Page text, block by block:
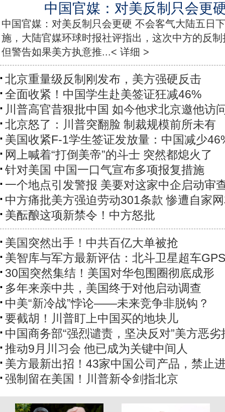
中国官媒：对美反制只会更
中国官媒：对美反制只会更硬 不会客气大陆五日
施，大陆官媒环球时报社评指出，这次中方的反
但警告如果美方执意推...< 详细 >
北京重量级反制刚发布，美方强硬反击
全面收紧！中国学生赴美签证狂减46%
川普高官昔狠批中国 如今他求北京邀他访
北京怒了：川普突翻脸 制裁规模前所未有
美国收紧F-1学生签证发放量：中国减少
网上喊着“打倒美帝”的斗士 突然都熄火了
针对美国 中国一口气宣布多项报复措施
一个地点引发警报 美要对这家中企启动审
中方痛批美方强迫劳动301条款 惨遭自家
美酝酿这项新禁令！中方怒批
美国突然出手！中共百亿大单被抢
美智库与军方最新评估：北斗卫星超车GPS
30国突然集结！美国对华包围圈彻底成形
多年来亲中共，美国终于对他启动调查
中美“新冷战”悖论——未来竞争非脱钩？
要截胡！川普盯上中国买的地块儿
中国商务部“强烈谴责，坚决反对”美方恶劣
推动9月川习会 他已成为关键中间人
美方最新出招！43家中国公司产品，禁止
强制留在美国！川普新令剑指北京